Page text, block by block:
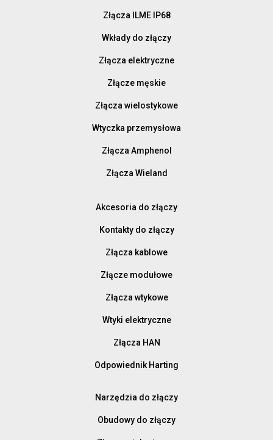
Złącza ILME IP68
Wkłady do złączy
Złącza elektryczne
Złącze męskie
Złącza wielostykowe
Wtyczka przemysłowa
Złącza Amphenol
Złącza Wieland
Akcesoria do złączy
Kontakty do złączy
Złącza kablowe
Złącze modułowe
Złącza wtykowe
Wtyki elektryczne
Złącza HAN
Odpowiednik Harting
Narzędzia do złączy
Obudowy do złączy